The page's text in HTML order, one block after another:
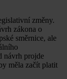
změny.
zákona o
směrnice, ale
návrh projde
měla začít platit